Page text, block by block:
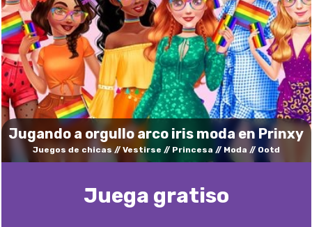
Jugando a orgullo arco iris moda en Prinxy
Juegos de chicas Vestirse Princesa Moda Ootd
Juega gratisо